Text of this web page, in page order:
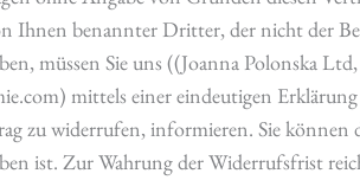
Ihnen benannter Dritter, der nicht der
müssen Sie uns ((Joanna Polonska
mittels einer eindeutigen
zu widerrufen, informieren. Sie
ist. Zur Wahrung der Widerrufsfrist